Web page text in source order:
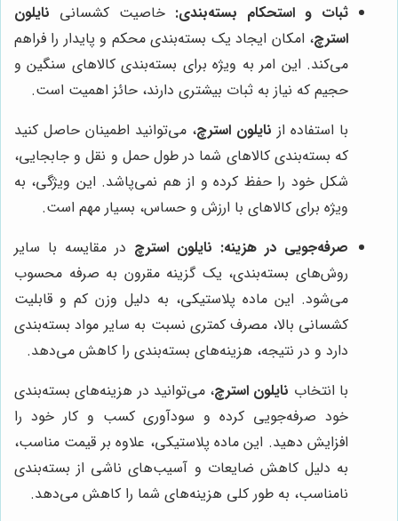
ثبات و استحکام بسته‌بندی: خاصیت کشسانی نایلون
استرچ، امکان ایجاد یک بسته‌بندی محکم و پایدار را فراهم
می‌کند. این امر به ویژه برای بسته‌بندی کالاهای سنگین و
حجیم که نیاز به ثبات بیشتری دارند، حائز اهمیت است.
با استفاده از نایلون استرچ، می‌توانید اطمینان حاصل کنید
که بسته‌بندی کالاهای شما در طول حمل و نقل و جابجایی،
شکل خود را حفظ کرده و از هم نمی‌پاشد. این ویژگی، به
ویژه برای کالاهای با ارزش و حساس، بسیار مهم است.
صرفه‌جویی در هزینه: نایلون استرچ در مقایسه با سایر
روش‌های بسته‌بندی، یک گزینه مقرون به صرفه محسوب
می‌شود. این ماده پلاستیکی، به دلیل وزن کم و قابلیت
کشسانی بالا، مصرف کمتری نسبت به سایر مواد بسته‌بندی
دارد و در نتیجه، هزینه‌های بسته‌بندی را کاهش می‌دهد.
با انتخاب نایلون استرچ، می‌توانید در هزینه‌های بسته‌بندی
خود صرفه‌جویی کرده و سودآوری کسب و کار خود را
افزایش دهید. این ماده پلاستیکی، علاوه بر قیمت مناسب،
به دلیل کاهش ضایعات و آسیب‌های ناشی از بسته‌بندی
نامناسب، به طور کلی هزینه‌های شما را کاهش می‌دهد.